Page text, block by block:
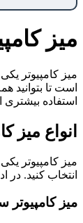
میز
میز کامپیوتر
است تا بتوانید
استفاده
انواع میز
میز کامپیوتر
انتخاب کنید. در
میز کامپیوتر